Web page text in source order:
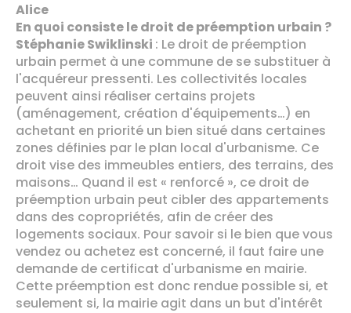
Alice
En quoi consiste le droit de préemption urbain ?
Stéphanie Swiklinski : Le droit de préemption
urbain permet à une commune de se substituer à
l'acquéreur pressenti. Les collectivités locales
peuvent ainsi réaliser certains projets
(aménagement, création d'équipements…) en
achetant en priorité un bien situé dans certaines
zones définies par le plan local d'urbanisme. Ce
droit vise des immeubles entiers, des terrains, des
maisons… Quand il est « renforcé », ce droit de
préemption urbain peut cibler des appartements
dans des copropriétés, afin de créer des
logements sociaux. Pour savoir si le bien que vous
vendez ou achetez est concerné, il faut faire une
demande de certificat d'urbanisme en mairie.
Cette préemption est donc rendue possible si, et
seulement si, la mairie agit dans un but d'intérêt